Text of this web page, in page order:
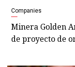
Companies
Minera Golden
de proyecto de